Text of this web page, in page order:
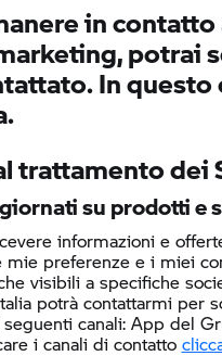
in
potrai
In questo
trattamento dei
su prodotti e
informazioni e
mie preferenze e i miei
visibili a specifiche
potrà contattarmi per
canali: App del
i canali di contatto